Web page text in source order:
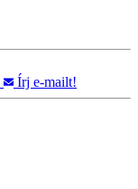
Írj e-mailt!